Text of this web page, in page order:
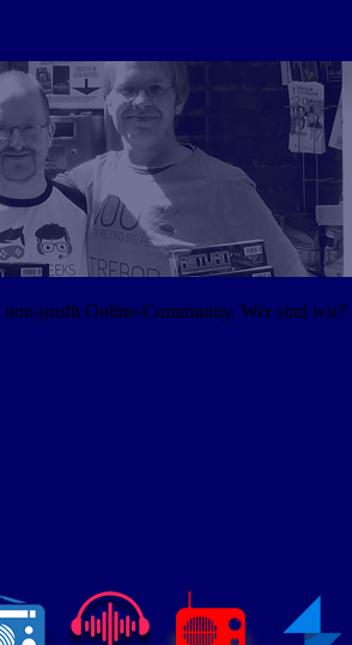
non-profit Online-Community. Wer sind